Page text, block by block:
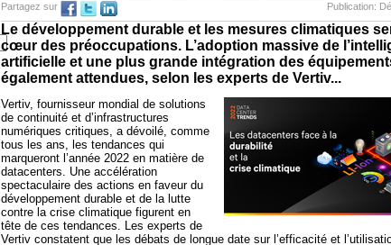
Publication:
Partagez sur
Le développement durable et les mesures climatiques
cœur des préoccupations. L’adoption massive de
artificielle et une plus grande intégration des
également attendues, selon les experts de Vertiv...
Vertiv, fournisseur mondial de solutions
de continuité et d’infrastructures
numériques critiques, a dévoilé, comme
tous les ans, les tendances qui
marqueront l’année 2022 en matière de
datacenters. Une accélération
spectaculaire des actions en faveur du
développement durable et de la lutte
contre la crise climatique figurent en
tête de ces tendances. Les experts de
Vertiv constatent que les débats de longue date sur l’efficacité et